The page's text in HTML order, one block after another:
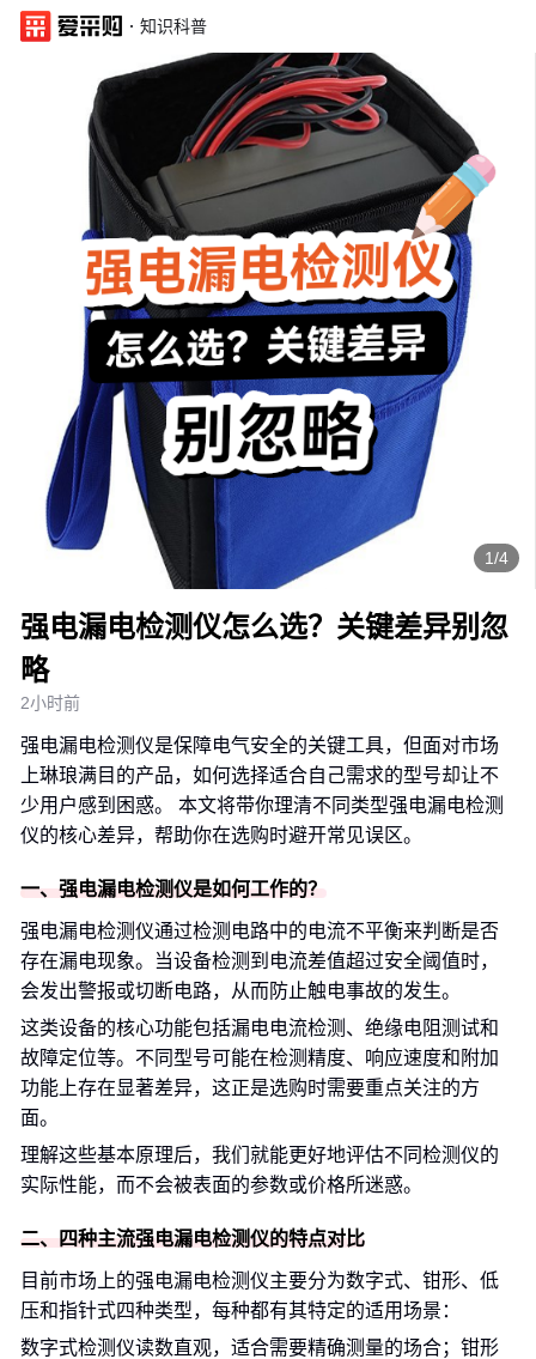
· 知识科普
1/4
强电漏电检测仪怎么选？关键差异别忽
略
2小时前
强电漏电检测仪是保障电气安全的关键工具，但面对市场
上琳琅满目的产品，如何选择适合自己需求的型号却让不
少用户感到困惑。 本文将带你理清不同类型强电漏电检测
仪的核心差异，帮助你在选购时避开常见误区。
一、强电漏电检测仪是如何工作的？
强电漏电检测仪通过检测电路中的电流不平衡来判断是否
存在漏电现象。当设备检测到电流差值超过安全阈值时，
会发出警报或切断电路，从而防止触电事故的发生。
这类设备的核心功能包括漏电电流检测、绝缘电阻测试和
故障定位等。不同型号可能在检测精度、响应速度和附加
功能上存在显著差异，这正是选购时需要重点关注的方
面。
理解这些基本原理后，我们就能更好地评估不同检测仪的
实际性能，而不会被表面的参数或价格所迷惑。
二、四种主流强电漏电检测仪的特点对比
目前市场上的强电漏电检测仪主要分为数字式、钳形、低
压和指针式四种类型，每种都有其特定的适用场景：
数字式检测仪读数直观，适合需要精确测量的场合；钳形